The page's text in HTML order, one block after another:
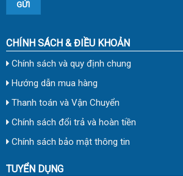
CHÍNH SÁCH & ĐIỀU KHOẢN
Chính sách và quy định chung
Hướng dẫn mua hàng
Thanh toán và Vận Chuyển
Chính sách đổi trả và hoàn tiền
Chính sách bảo mật thông tin
TUYỂN DỤNG